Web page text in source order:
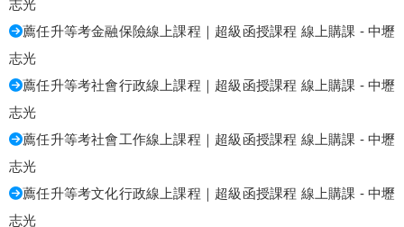
志光
薦任升等考金融保險線上課程｜超級函授課程 線上購課 - 中壢
志光
薦任升等考社會行政線上課程｜超級函授課程 線上購課 - 中壢
志光
薦任升等考社會工作線上課程｜超級函授課程 線上購課 - 中壢
志光
薦任升等考文化行政線上課程｜超級函授課程 線上購課 - 中壢
志光